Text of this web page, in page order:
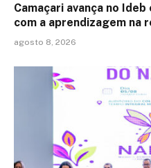
Camaçari avança no
com a aprendizagem na
agosto 8, 2026